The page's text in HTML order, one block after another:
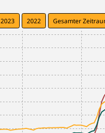
2023 2022 Gesamter